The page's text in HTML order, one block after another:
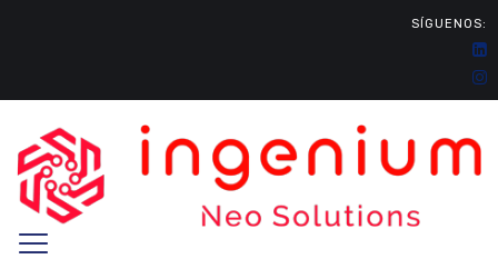
SÍGUENOS: